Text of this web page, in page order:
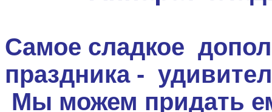
Самое сладкое
праздника -
Мы можем придать